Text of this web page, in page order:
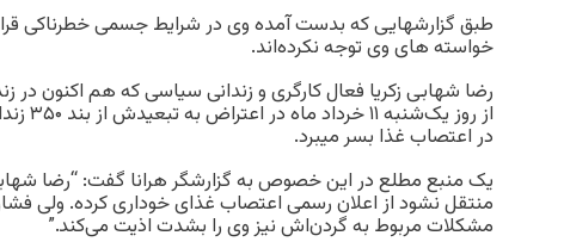
طبق گزارشهایی که بدست آمده وی در شرایط جسمی خطرناکی قرار
خواسته های وی توجه نکرده‌اند.
رضا شهابی زکریا فعال کارگری و زندانی سیاسی که هم اکنون در
از روز
در اعتصاب غذا بسر میبرد.
یک منبع مطلع در این خصوص به گزارشگر هرانا گفت: “رضا
منتقل نشود از اعلان رسمی اعتصاب غذای خوداری کرده. ولی
مشکلات مربوط به گردن‌اش نیز وی را بشدت اذیت می‌کند.”